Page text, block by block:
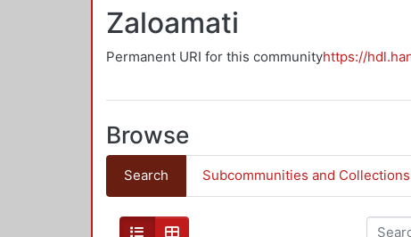
Zaloamati
Permanent URI for this communityhttps://
Browse
Search Subcommunities and Collections